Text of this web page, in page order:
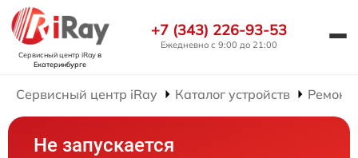
Сервисный центр iRayв
Екатеринбурге
+7 (343) 226-93-53
Ежедневно с 9:00 до 21:00
Сервисный центр iRay Каталог устройств Ремонт
Не запускается